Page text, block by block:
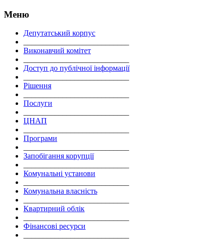
Меню
Депутатський корпус
Виконавчий комітет
Доступ до публічної інформації
Рішення
Послуги
ЦНАП
Програми
Запобігання корупції
Комунальні установи
Комунальна власність
Квартирний облік
Фінансові ресурси